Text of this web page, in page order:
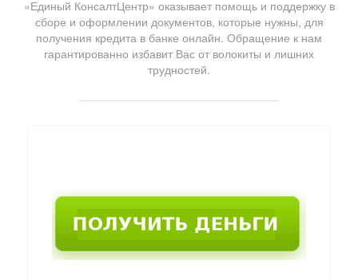
«Единый КонсалтЦентр» оказывает помощь и поддержку в
сборе и оформлении документов, которые нужны, для
получения кредита в банке онлайн. Обращение к нам
гарантированно избавит Вас от волокиты и лишних
трудностей.